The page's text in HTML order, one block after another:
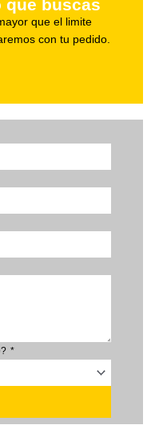
que buscas
que el limite
con tu pedido.